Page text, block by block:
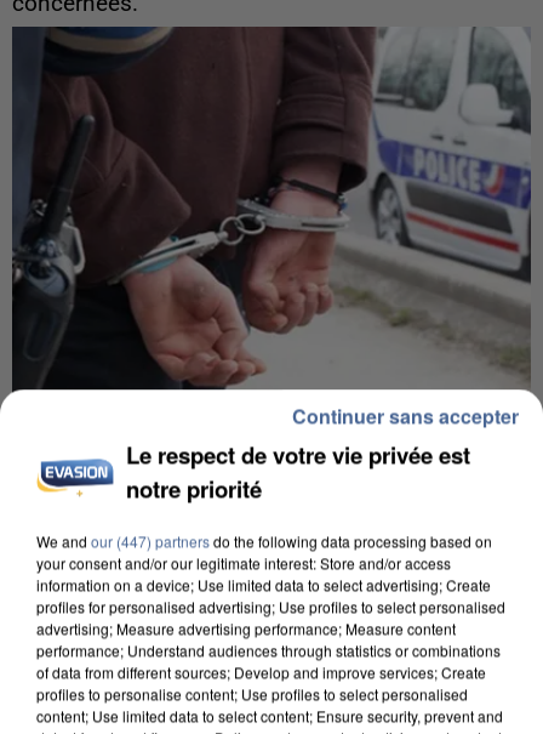
7 août 2026
Un second cadre de la DZ Mafia interpellé en
Algérie
Un cofondateur du réseau avait été interpellé
quelques jours plus tôt.
Le respect de votre vie privée est
notre priorité
We and our (447) partnersdo the following data processing based on
your consent and/or our legitimate interest: Store and/or access
information on a device; Use limited data to select advertising; Create
profiles for personalised advertising; Use profiles to select personalised
advertising; Measure advertising performance; Measure content
performance; Understand audiences through statistics or combinations
of data from different sources; Develop and improve services; Create
profiles to personalise content; Use profiles to select personalised
content; Use limited data to select content; Ensure security, prevent and
Continuer sans accepter